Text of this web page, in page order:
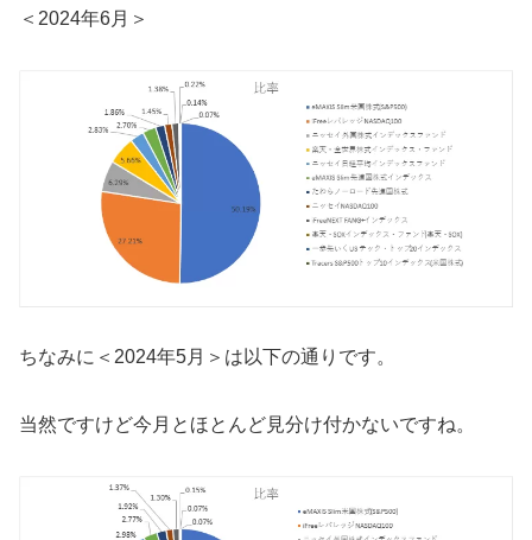
＜2024年6月＞
ちなみに＜2024年5月＞は以下の通りです。
当然ですけど今月とほとんど見分け付かないですね。